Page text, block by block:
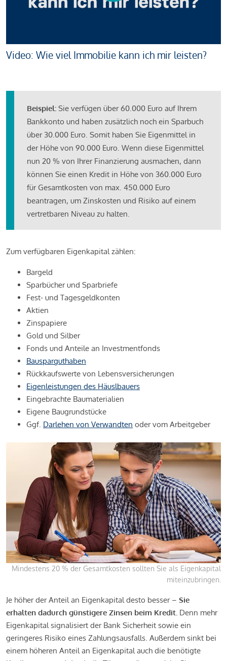
Video: Wie viel Immobilie kann ich mir leisten?
Beispiel: Sie verfügen über 60.000 Euro auf Ihrem
Bankkonto und haben zusätzlich noch ein Sparbuch
über 30.000 Euro. Somit haben Sie Eigenmittel in
der Höhe von 90.000 Euro. Wenn diese Eigenmittel
nun 20 % von Ihrer Finanzierung ausmachen, dann
können Sie einen Kredit in Höhe von 360.000 Euro
für Gesamtkosten von max. 450.000 Euro
beantragen, um Zinskosten und Risiko auf einem
vertretbaren Niveau zu halten.
Zum verfügbaren Eigenkapital zählen:
Bargeld
Sparbücher und Sparbriefe
Fest- und Tagesgeldkonten
Aktien
Zinspapiere
Gold und Silber
Fonds und Anteile an Investmentfonds
Bausparguthaben
Rückkaufswerte von Lebensversicherungen
Eigenleistungen des Häuslbauers
Eingebrachte Baumaterialien
Eigene Baugrundstücke
Ggf. Darlehen von Verwandten oder vom Arbeitgeber
Mindestens 20 % der Gesamtkosten sollten Sie als Eigenkapital
miteinzubringen.
Je höher der Anteil an Eigenkapital desto besser – Sie
erhalten dadurch günstigere Zinsen beim Kredit. Denn mehr
Eigenkapital signalisiert der Bank Sicherheit sowie ein
geringeres Risiko eines Zahlungsausfalls. Außerdem sinkt bei
einem höheren Anteil an Eigenkapital auch die benötigte